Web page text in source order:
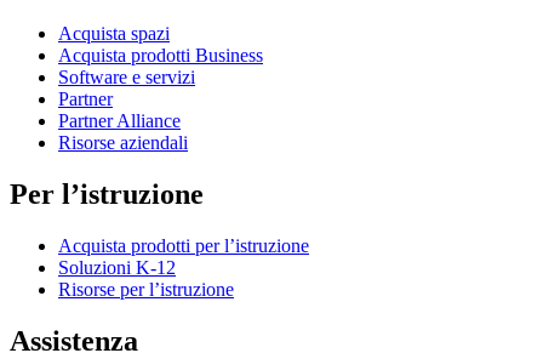
Acquista spazi
Acquista prodotti Business
Software e servizi
Partner
Partner Alliance
Risorse aziendali
Per l’istruzione
Acquista prodotti per l’istruzione
Soluzioni K-12
Risorse per l’istruzione
Assistenza